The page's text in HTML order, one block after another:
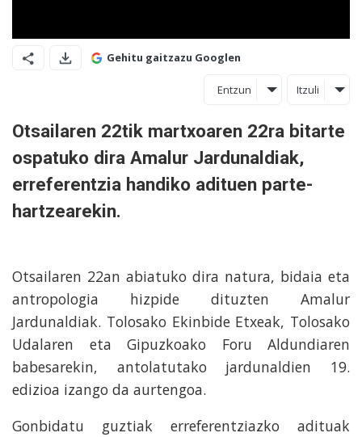
Gehitu gaitzazu Googlen
Entzun Itzuli
Otsailaren 22tik martxoaren 22ra bitarte
ospatuko dira Amalur Jardunaldiak,
erreferentzia handiko adituen parte-
hartzearekin.
Otsailaren 22an abiatuko dira natura, bidaia eta
antropologia hizpide dituzten Amalur
Jardunaldiak. Tolosako Ekinbide Etxeak, Tolosako
Udalaren eta Gipuzkoako Foru Aldundiaren
babesarekin, antolatutako jardunaldien 19.
edizioa izango da aurtengoa.
Gonbidatu guztiak erreferentziazko adituak